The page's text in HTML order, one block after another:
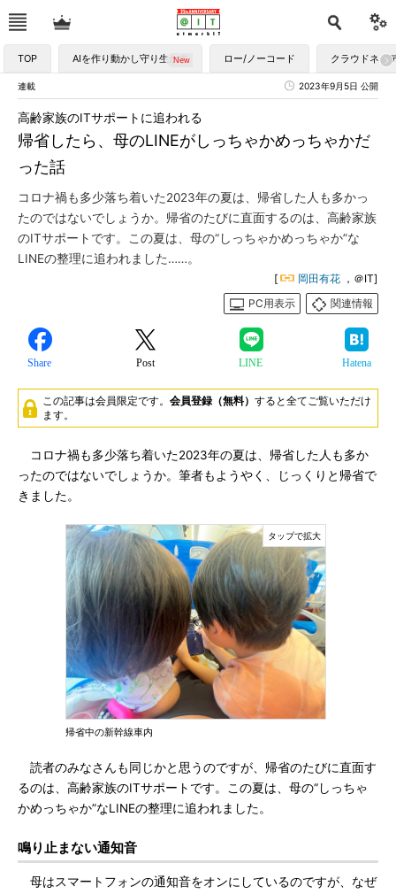
TOP AIを作り動かし守り生かす ロー/ノーコード クラウドネイ
連載 2023年9月5日 公開
帰省したら、母のLINEがしっちゃかめっちゃかだ
った話
高齢家族のITサポートに追われる
コロナ禍も多少落ち着いた2023年の夏は、帰省した人も多かっ
たのではないでしょうか。帰省のたびに直面するのは、高齢家族
のITサポートです。この夏は、母の“しっちゃかめっちゃか”な
LINEの整理に追われました……。
[ 岡田有花 ，＠IT]
PC用表示
関連情報
Share Post LINE Hatena
この記事は会員限定です。 会員登録（無料） すると全てご覧いただけ
ます。
コロナ禍も多少落ち着いた2023年の夏は、帰省した人も多か
ったのではないでしょうか。筆者もようやく、じっくりと帰省で
きました。
帰省中の新幹線車内
読者のみなさんも同じかと思うのですが、帰省のたびに直面す
るのは、高齢家族のITサポートです。この夏は、母の“しっちゃ
かめっちゃか”なLINEの整理に追われました。
鳴り止まない通知音
母はスマートフォンの通知音をオンにしているのですが、なぜ